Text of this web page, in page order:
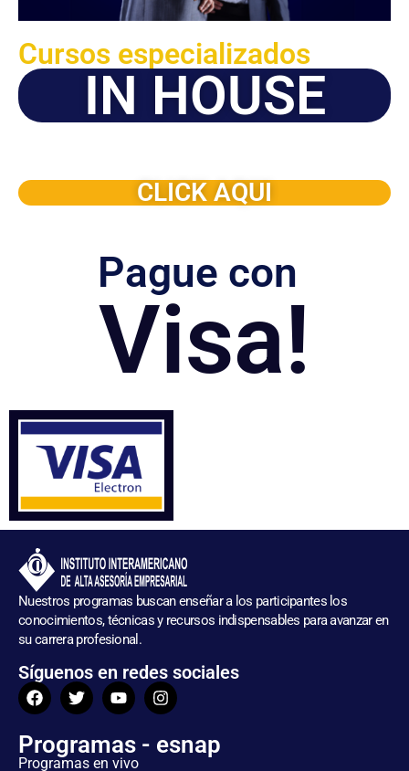
Cursos especializados
IN HOUSE
CLICK AQUI
Pague con
Visa!
Nuestros programas buscan enseñar a los participantes los
conocimientos, técnicas y recursos indispensables para avanzar en
su carrera profesional.
Síguenos en redes sociales
Programas - esnap
Programas en vivo